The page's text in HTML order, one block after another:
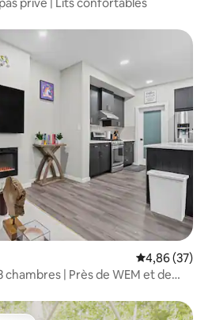
Note
4,86 (37)
chambres | Près de WEM et de